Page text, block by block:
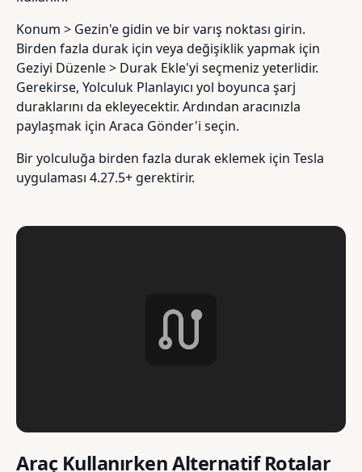
Konum > Gezin'e gidin ve bir varış noktası girin.
Birden fazla durak için veya değişiklik yapmak için
Geziyi Düzenle > Durak Ekle'yi seçmeniz yeterlidir.
Gerekirse, Yolculuk Planlayıcı yol boyunca şarj
duraklarını da ekleyecektir. Ardından aracınızla
paylaşmak için Araca Gönder'i seçin.
Bir yolculuğa birden fazla durak eklemek için Tesla
uygulaması 4.27.5+ gerektirir.
Araç Kullanırken Alternatif Rotalar